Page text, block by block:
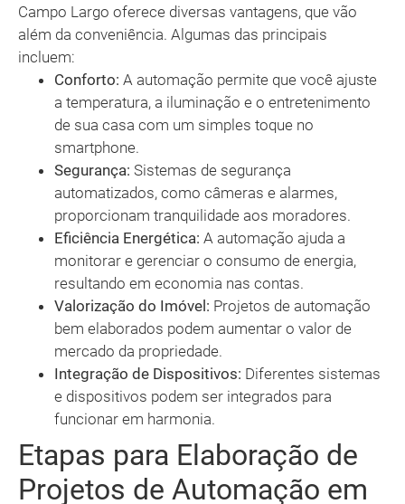
Campo Largo oferece diversas vantagens, que vão
além da conveniência. Algumas das principais
incluem:
Conforto: A automação permite que você ajuste
a temperatura, a iluminação e o entretenimento
de sua casa com um simples toque no
smartphone.
Segurança: Sistemas de segurança
automatizados, como câmeras e alarmes,
proporcionam tranquilidade aos moradores.
Eficiência Energética: A automação ajuda a
monitorar e gerenciar o consumo de energia,
resultando em economia nas contas.
Valorização do Imóvel: Projetos de automação
bem elaborados podem aumentar o valor de
mercado da propriedade.
Integração de Dispositivos: Diferentes sistemas
e dispositivos podem ser integrados para
funcionar em harmonia.
Etapas para Elaboração de
Projetos de Automação em